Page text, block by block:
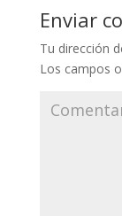
Enviar
Tu dirección
Los campos